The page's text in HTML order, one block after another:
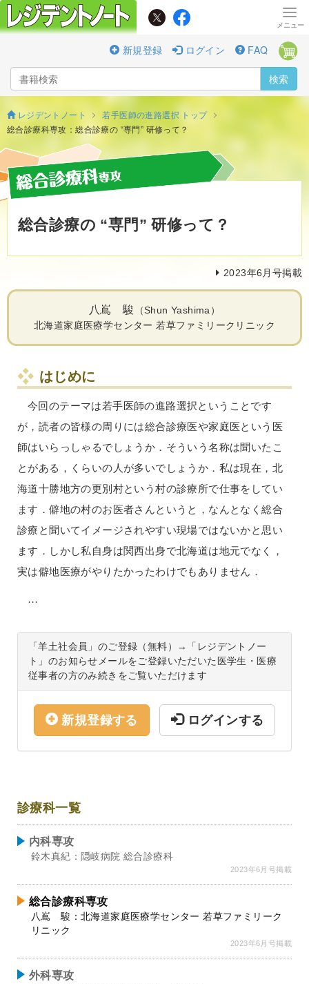
新規登録 ログイン FAQ
検索
レジデントノート
若手医師の進路選択 トップ
総合診療科専攻：総合診療の “専門” 研修って？
総合診療の “専門” 研修って？
2023年6月号掲載
八嶌 駿 （Shun Yashima）
北海道家庭医療学センター 若草ファミリークリニック
はじめに
今回のテーマは若手医師の進路選択ということです
が，読者の皆様の周りには総合診療医や家庭医という医
師はいらっしゃるでしょうか．そういう名称は聞いたこ
とがある，くらいの人が多いでしょうか．私は現在，北
海道十勝地方の更別村という村の診療所で仕事をしてい
ます．僻地の村のお医者さんというと，なんとなく総合
診療と聞いてイメージされやすい現場ではないかと思い
ます．しかし私自身は関西出身で北海道は地元でなく，
実は僻地医療がやりたかったわけでもありません．
…
「羊土社会員」のご登録（無料）→「レジデントノー
ト」のお知らせメールをご登録いただいた医学生・医療
従事者の方のみ続きをご覧いただけます
新規登録する ログインする
診療科一覧
内科専攻
鈴木真紀：隠岐病院 総合診療科
2023年6月号掲載
総合診療科専攻
八嶌 駿：北海道家庭医療学センター 若草ファミリーク
リニック
2023年6月号掲載
外科専攻